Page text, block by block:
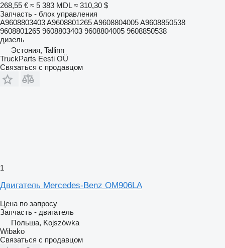
268,55 € ≈ 5 383 MDL ≈ 310,30 $
Запчасть - блок управления
A9608803403 A9608801265 A9608804005 A9608850538
9608801265 9608803403 9608804005 9608850538
дизель
Эстония, Tallinn
TruckParts Eesti OÜ
Связаться с продавцом
1
Двигатель Mercedes-Benz OM906LA
Цена по запросу
Запчасть - двигатель
Польша, Kojszówka
Wibako
Связаться с продавцом